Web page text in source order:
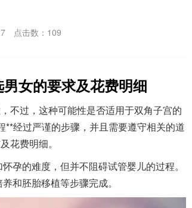
点击数： 109
女的要求及花费明细
不过，这种可能性是否适用于双角子宫的
经过严谨的步骤，并且需要遵守相关的道
花费明细。
孕的难度，但并不阻碍试管婴儿的过程。
和胚胎移植等步骤完成。